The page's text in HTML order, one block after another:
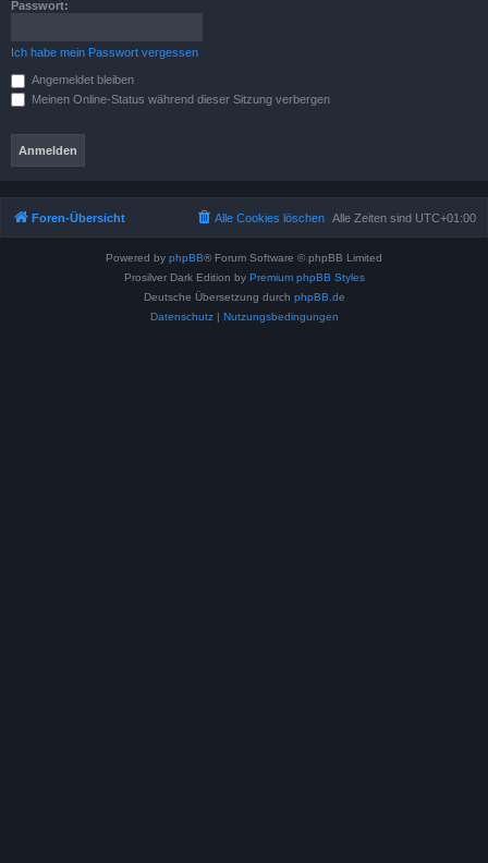
Passwort:
Ich habe mein Passwort vergessen
Angemeldet bleiben
Meinen Online-Status während dieser Sitzung verbergen
Foren-Übersicht Alle Zeiten sind UTC+01:00
Alle Cookies löschen
Powered by phpBB® Forum Software © phpBB Limited
Prosilver Dark Edition by Premium phpBB Styles
Deutsche Übersetzung durch phpBB.de
Datenschutz| Nutzungsbedingungen